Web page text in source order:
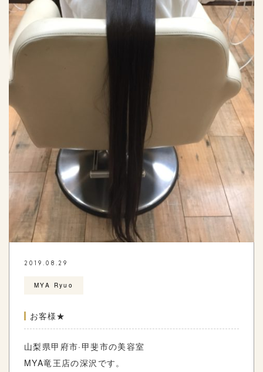
2019.08.29
MYA Ryuo
お客様★
山梨県甲府市·甲斐市の美容室
MYA竜王店の深沢です。